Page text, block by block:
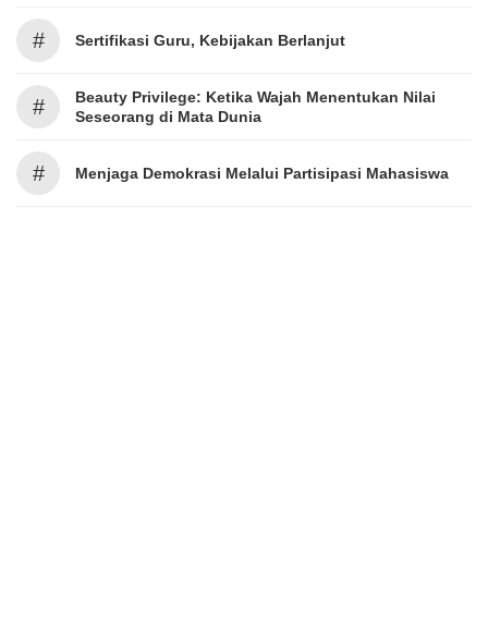
# Sertifikasi Guru, Kebijakan Berlanjut
#
Beauty Privilege: Ketika Wajah Menentukan Nilai
Seseorang di Mata Dunia
# Menjaga Demokrasi Melalui Partisipasi Mahasiswa